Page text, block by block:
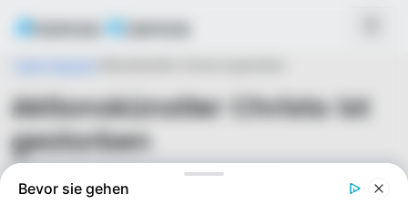
Aktionskünstler Christo ist
gestorben
VonSeo@advertiso.de am01/06/2020
Bevor sie gehen